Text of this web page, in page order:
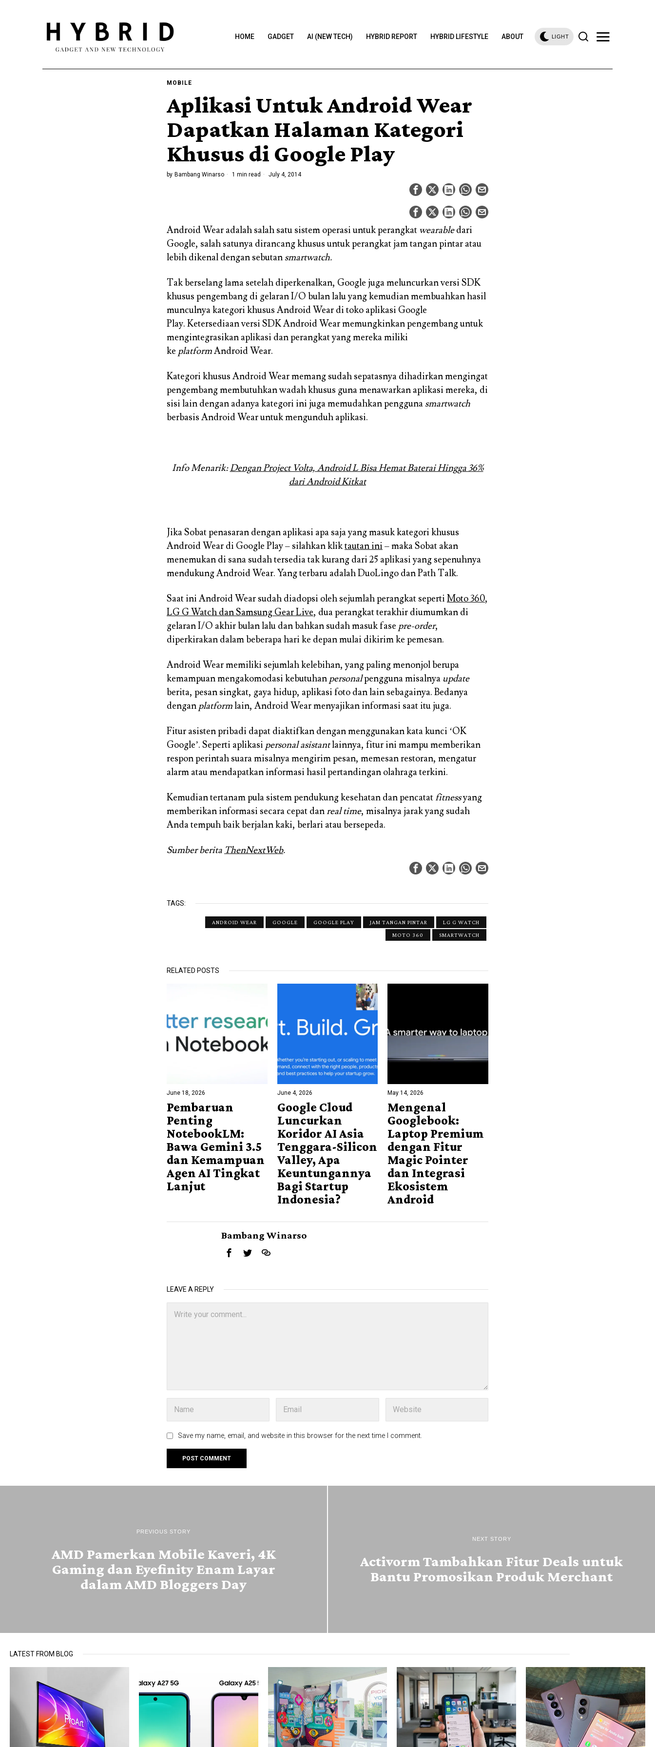
HOME GADGET AI (NEW TECH) HYBRID REPORT HYBRID LIFESTYLE ABOUT LIGHT
MOBILE
Aplikasi Untuk Android Wear
Dapatkan Halaman Kategori
Khusus di Google Play
by Bambang Winarso 1 min read July 4, 2014
Android Wear adalah salah satu sistem operasi untuk perangkat wearabledari
Google, salah satunya dirancang khusus untuk perangkat jam tangan pintar atau
lebih dikenal dengan sebutan smartwatch.
Tak berselang lama setelah diperkenalkan, Google juga meluncurkan versi SDK
khusus pengembang di gelaran I/O bulan lalu yang kemudian membuahkan hasil
munculnya kategori khusus Android Wear di toko aplikasi Google
Play. Ketersediaan versi SDK Android Wear memungkinkan pengembang untuk
mengintegrasikan aplikasi dan perangkat yang mereka miliki
ke platformAndroid Wear.
Kategori khusus Android Wear memang sudah sepatasnya dihadirkan mengingat
pengembang membutuhkan wadah khusus guna menawarkan aplikasi mereka, di
sisi lain dengan adanya kategori ini juga memudahkan pengguna smartwatch
berbasis Android Wear untuk mengunduh aplikasi.
Info Menarik:Dengan Project Volta, Android L Bisa Hemat Baterai Hingga 36%
dari Android Kitkat
Jika Sobat penasaran dengan aplikasi apa saja yang masuk kategori khusus
Android Wear di Google Play – silahkan kliktautan ini – maka Sobat akan
menemukan di sana sudah tersedia tak kurang dari 25 aplikasi yang sepenuhnya
mendukung Android Wear. Yang terbaru adalah DuoLingo dan Path Talk.
Saat ini Android Wear sudah diadopsi oleh sejumlah perangkat seperti Moto 360,
LG G Watch dan Samsung Gear Live, dua perangkat terakhir diumumkan di
gelaran I/O akhir bulan lalu dan bahkan sudah masuk fase pre-order,
diperkirakan dalam beberapa hari ke depan mulai dikirim ke pemesan.
Android Wear memiliki sejumlah kelebihan, yang paling menonjol berupa
kemampuan mengakomodasi kebutuhan personalpengguna misalnya update
berita, pesan singkat, gaya hidup, aplikasi foto dan lain sebagainya. Bedanya
dengan platformlain, Android Wear menyajikan informasi saat itu juga.
Fitur asisten pribadi dapat diaktifkan dengan menggunakan kata kunci ‘OK
Google’. Seperti aplikasi personal asistantlainnya, fitur ini mampu memberikan
respon perintah suara misalnya mengirim pesan, memesan restoran, mengatur
alarm atau mendapatkan informasi hasil pertandingan olahraga terkini.
Kemudian tertanam pula sistem pendukung kesehatan dan pencatat fitnessyang
memberikan informasi secara cepat dan real time, misalnya jarak yang sudah
Anda tempuh baik berjalan kaki, berlari atau bersepeda.
Sumber berita ThenNextWeb.
TAGS:
ANDROID WEAR GOOGLE GOOGLE PLAY JAM TANGAN PINTAR
LG G WATCH
MOTO 360
SMARTWATCH
RELATED POSTS
June 18, 2026
Pembaruan
Penting
NotebookLM:
Bawa Gemini 3.5
dan Kemampuan
Agen AI Tingkat
Lanjut
June 4, 2026
Google Cloud
Luncurkan
Koridor AI Asia
Tenggara-Silicon
Valley, Apa
Keuntungannya
Bagi Startup
Indonesia?
May 14, 2026
Mengenal
Googlebook:
Laptop Premium
dengan Fitur
Magic Pointer
dan Integrasi
Ekosistem
Android
Bambang Winarso
LEAVE A REPLY
Save my name, email, and website in this browser for the next time I comment.
PREVIOUS STORY
AMD Pamerkan Mobile Kaveri, 4K
Gaming dan Eyefinity Enam Layar
dalam AMD Bloggers Day
NEXT STORY
Activorm Tambahkan Fitur Deals untuk
Bantu Promosikan Produk Merchant
LATEST FROM BLOG